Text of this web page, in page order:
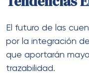
El futuro de las
por la integración
que aportarán
trazabilidad.